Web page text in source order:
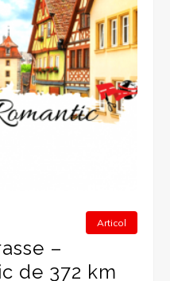
Articol
–
de 372 km